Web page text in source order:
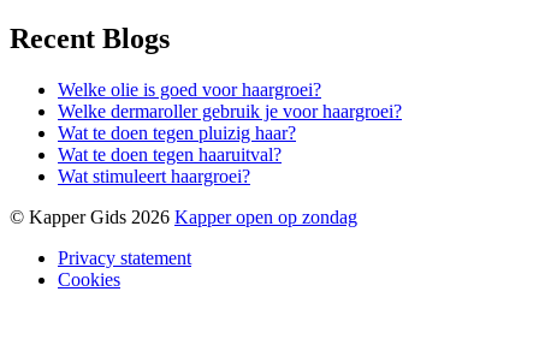
Recent Blogs
Welke olie is goed voor haargroei?
Welke dermaroller gebruik je voor haargroei?
Wat te doen tegen pluizig haar?
Wat te doen tegen haaruitval?
Wat stimuleert haargroei?
© Kapper Gids 2026 Kapper open op zondag
Privacy statement
Cookies